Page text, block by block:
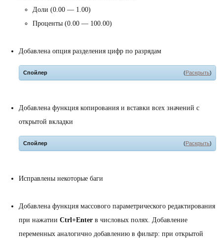
Доли (0.00 — 1.00)
Проценты (0.00 — 100.00)
Добавлена опция разделения цифр по разрядам
(Раскрыть)
Спойлер
Добавлена функция копирования и вставки всех значений с
открытой вкладки
(Раскрыть)
Спойлер
Исправлены некоторые баги
Добавлена функция массового параметрического редактирования
при нажатии Ctrl+Enter в числовых полях. Добавление
переменных аналогично добавлению в фильтр: при открытой